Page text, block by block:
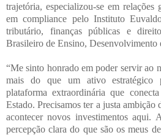
trajetória, especializou-se em relações
em compliance pelo Instituto
tributário, finanças públicas e
Brasileiro de Ensino, Desenvolvimento
“Me sinto honrado em poder servir ao
mais do que um ativo estratégico
plataforma extraordinária que
Estado. Precisamos ter a justa ambição
acontecer novos investimentos aqui.
percepção clara do que são os meus